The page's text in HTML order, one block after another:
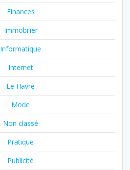
Finances
Immobilier
Informatique
Internet
Le Havre
Mode
Non classé
Pratique
Publicité